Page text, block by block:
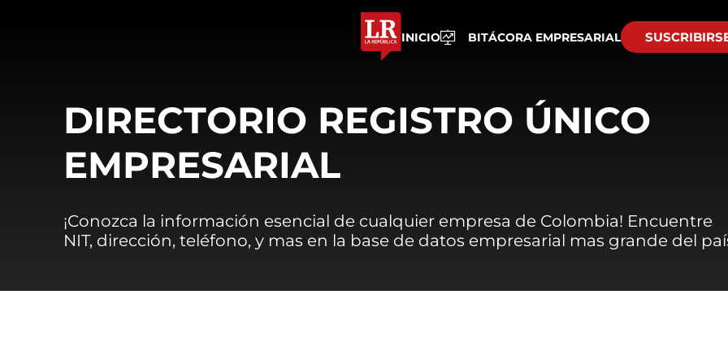
INICIO BITÁCORA EMPRESARIAL
DIRECTORIO REGISTRO ÚNICO
EMPRESARIAL
¡Conozca la información esencial de cualquier empresa de Colombia! Encuentre
NIT, dirección, teléfono, y mas en la base de datos empresarial mas grande del